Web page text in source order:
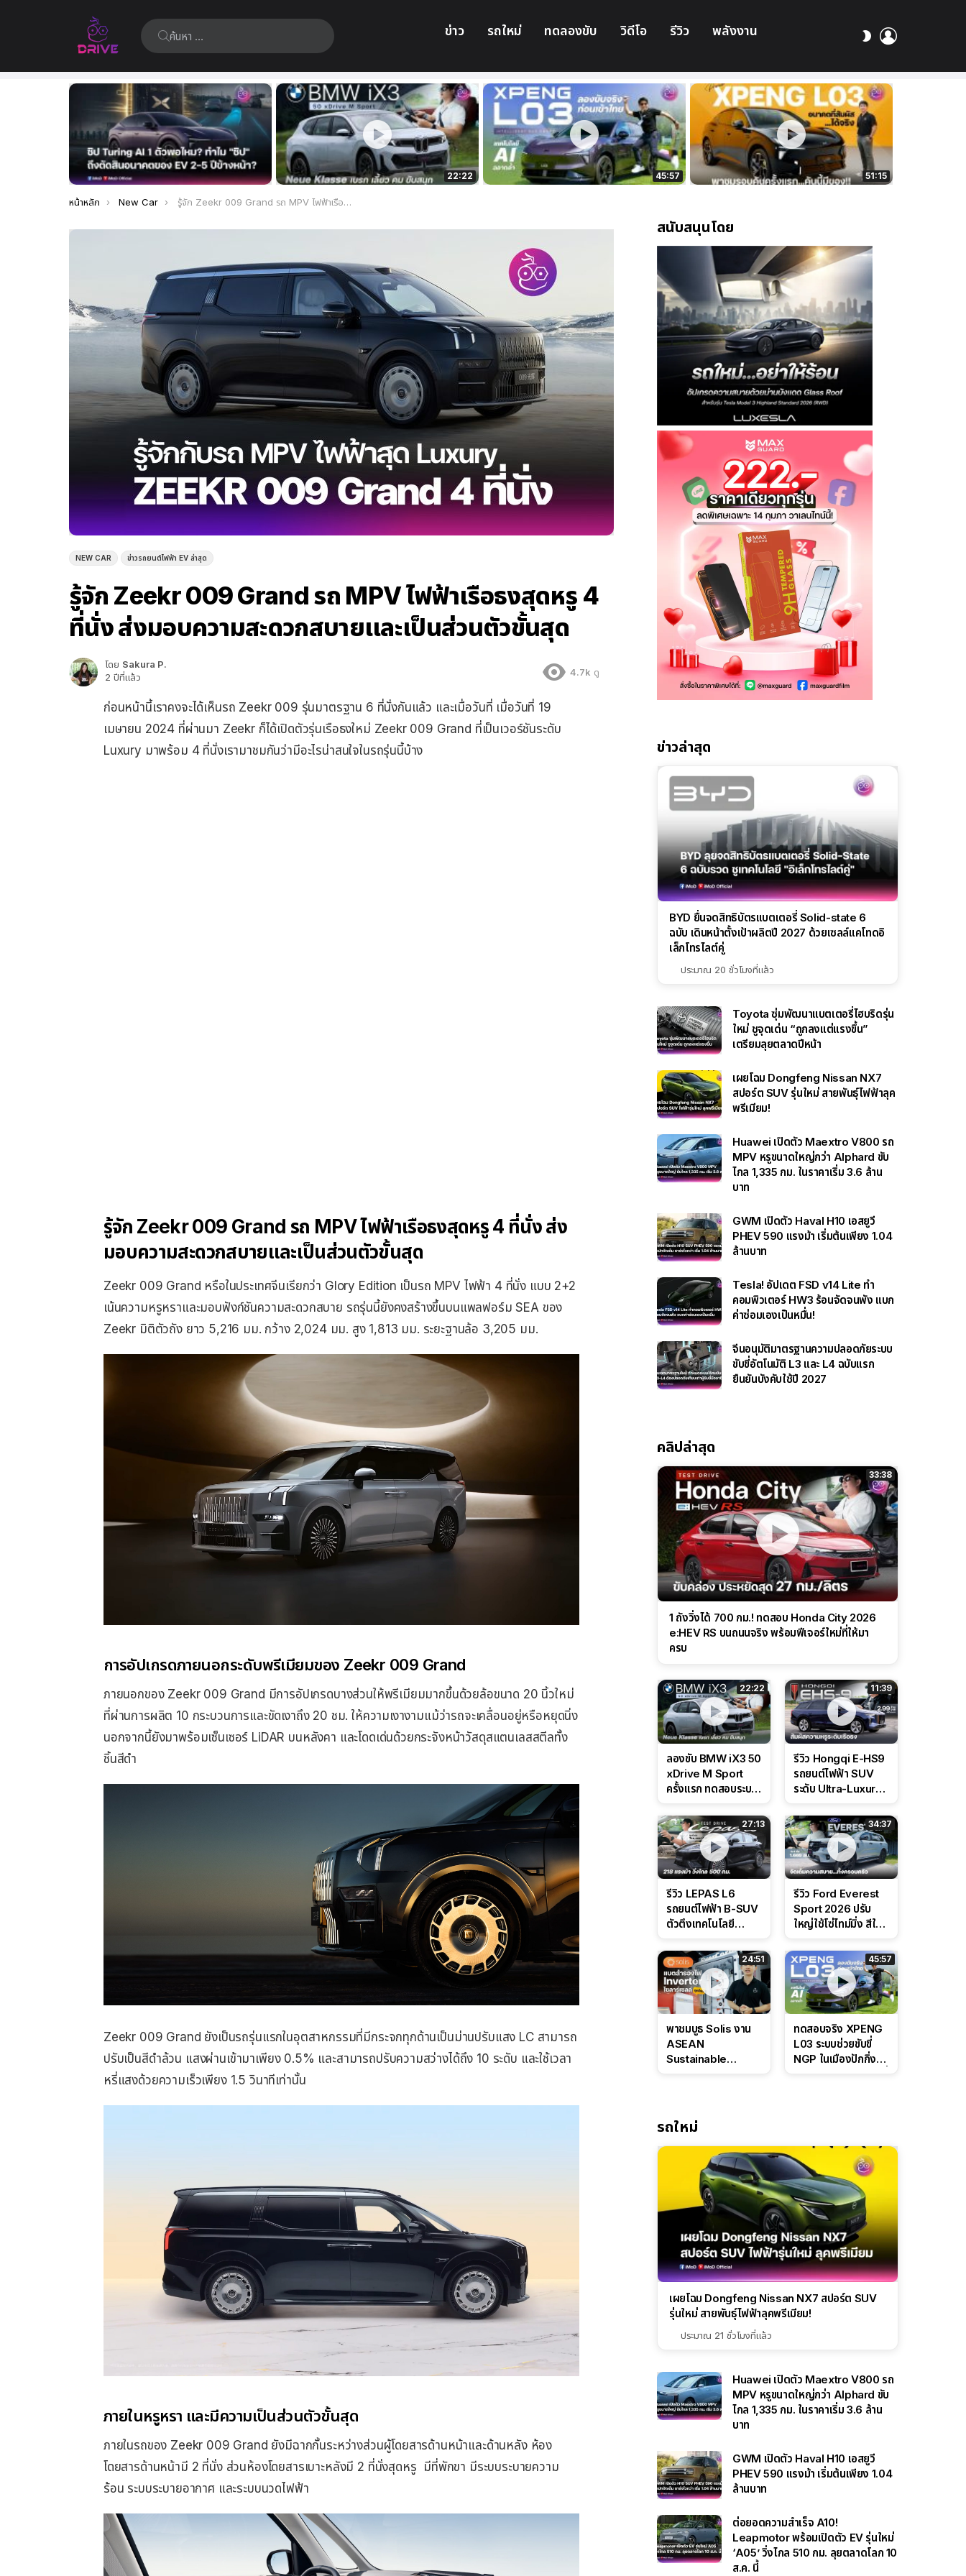
ค้นหา: ข่าว รถใหม่ ทดลองขับ วิดีโอ รีวิว พลังงาน
สลับ
เรื่อง
ล่าสุด
22:22 45:57 51:15
คุณอยู่ที่นี่:
หน้าหลัก New Car รู้จัก Zeekr 009 Grand รถ MPV ไฟฟ้าเรือธงสุดหรู 4 ที่นั่ง ส่งมอบความสะดวกสบายและเป็นส่วนตัวขั้นสุด
NEW CAR ข่าวรถยนต์ไฟฟ้า EV ล่าสุด
รู้จัก Zeekr 009 Grand รถ MPV ไฟฟ้าเรือธงสุดหรู 4
ที่นั่ง ส่งมอบความสะดวกสบายและเป็นส่วนตัวขั้นสุด
โดย Sakura P.
2 ปีที่แล้ว
4.7k ดู
ก่อนหน้านี้เราคงจะได้เห็นรถ Zeekr 009 รุ่นมาตรฐาน 6 ที่นั่งกันแล้ว และเมื่อวันที่ เมื่อวันที่ 19
เมษายน 2024 ที่ผ่านมา Zeekr ก็ได้เปิดตัวรุ่นเรือธงใหม่ Zeekr 009 Grand ที่เป็นเวอร์ชันระดับ
Luxury มาพร้อม 4 ที่นั่งเรามาชมกันว่ามีอะไรน่าสนใจในรถรุ่นนี้บ้าง
รู้จัก Zeekr 009 Grand รถ MPV ไฟฟ้าเรือธงสุดหรู 4 ที่นั่ง ส่ง
มอบความสะดวกสบายและเป็นส่วนตัวขั้นสุด
Zeekr 009 Grand หรือในประเทศจีนเรียกว่า Glory Edition เป็นรถ MPV ไฟฟ้า 4 ที่นั่ง แบบ 2+2
เน้นความหรูหราและมอบฟังก์ชันความสะดวกสบาย รถรุ่นนี้ยังคงสร้างขึ้นบนแพลฟอร์ม SEA ของ
Zeekr มิติตัวถัง ยาว 5,216 มม. กว้าง 2,024 มม. สูง 1,813 มม. ระยะฐานล้อ 3,205 มม.
การอัปเกรดภายนอกระดับพรีเมียมของ Zeekr 009 Grand
ภายนอกของ Zeekr 009 Grand มีการอัปเกรดบางส่วนให้พรีเมียมมากขึ้นด้วยล้อขนาด 20 นิ้วใหม่
ที่ผ่านการผลิต 10 กระบวนการและขัดเงาถึง 20 ชม. ให้ความเงางามแม้ว่ารถจะเคลื่อนอยู่หรือหยุดนิ่ง
นอกจากนี้ยังมาพร้อมเซ็นเซอร์ LiDAR บนหลังคา และโดดเด่นด้วยกระจังหน้าวัสดุสแตนเลสสตีลทั้ง
ชิ้นสีดำ
Zeekr 009 Grand ยังเป็นรถรุ่นแรกในอุตสาหกรรมที่มีกระจกทุกด้านเป็นม่านปรับแสง LC สามารถ
ปรับเป็นสีดำล้วน แสงผ่านเข้ามาเพียง 0.5% และสามารถปรับความสว่างได้ถึง 10 ระดับ และใช้เวลา
หรี่แสงด้วยความเร็วเพียง 1.5 วินาทีเท่านั้น
ภายในหรูหรา และมีความเป็นส่วนตัวขั้นสุด
ภายในรถของ Zeekr 009 Grand ยังมีฉากกั้นระหว่างส่วนผู้โดยสารด้านหน้าและด้านหลัง ห้อง
โดยสารด้านหน้ามี 2 ที่นั่ง ส่วนห้องโดยสารเบาะหลังมี 2 ที่นั่งสุดหรู มีที่พักขา มีระบบระบายความ
ร้อน ระบบระบายอากาศ และระบบนวดไฟฟ้า
สนับสนุนโดย
ข่าวล่าสุด
BYD ยื่นจดสิทธิบัตรแบตเตอรี่ Solid-state 6
ฉบับ เดินหน้าตั้งเป้าผลิตปี 2027 ด้วยเซลล์แคโทดอิ
เล็กโทรไลต์คู่
ประมาณ 20 ชั่วโมงที่แล้ว
Toyota ซุ่มพัฒนาแบตเตอรี่ไฮบริดรุ่น
ใหม่ ชูจุดเด่น “ถูกลงแต่แรงขึ้น”
เตรียมลุยตลาดปีหน้า
เผยโฉม Dongfeng Nissan NX7
สปอร์ต SUV รุ่นใหม่ สายพันธุ์ไฟฟ้าลุค
พรีเมียม!
Huawei เปิดตัว Maextro V800 รถ
MPV หรูขนาดใหญ่กว่า Alphard ขับ
ไกล 1,335 กม. ในราคาเริ่ม 3.6 ล้าน
บาท
GWM เปิดตัว Haval H10 เอสยูวี
PHEV 590 แรงม้า เริ่มต้นเพียง 1.04
ล้านบาท
Tesla! อัปเดต FSD v14 Lite ทำ
คอมพิวเตอร์ HW3 ร้อนจัดจนพัง แบก
ค่าซ่อมเองเป็นหมื่น!
จีนอนุมัติมาตรฐานความปลอดภัยระบบ
ขับขี่อัตโนมัติ L3 และ L4 ฉบับแรก
ยืนยันบังคับใช้ปี 2027
คลิปล่าสุด
33:38
1 ถังวิ่งได้ 700 กม.! ทดสอบ Honda City 2026
e:HEV RS บนถนนจริง พร้อมฟีเจอร์ใหม่ที่ให้มา
ครบ
22:22
ลองขับ BMW iX3 50
xDrive M Sport
ครั้งแรก ทดสอบระบบ
Performance แบบ
จัดเต็มในสนาม
11:39
รีวิว Hongqi E-HS9
รถยนต์ไฟฟ้า SUV
ระดับ Ultra-Luxury
CDC นุ่มหนึบเหนือ
ระดับ
27:13
รีวิว LEPAS L6
รถยนต์ไฟฟ้า B-SUV
ตัวตึงเทคโนโลยี
ล่างหนึบ ลุ้นราคา 7
แสนต้น
34:37
รีวิว Ford Everest
Sport 2026 ปรับ
ใหญ่ใช้โซ่ไทม์มิ่ง สีใหม่
ดุดันสไตล์ครอบครัว
สายลุย
24:51
พาชมบูธ Solis งาน
ASEAN
Sustainable
IntelliHouse และ
EverCORE โซลูชัน
ESS ครบวงจร
45:57
ทดสอบจริง XPENG
L03 ระบบช่วยขับขี่
NGP ในเมืองปักกิ่ง
รถใหม่
เผยโฉม Dongfeng Nissan NX7 สปอร์ต SUV
รุ่นใหม่ สายพันธุ์ไฟฟ้าลุคพรีเมียม!
ประมาณ 21 ชั่วโมงที่แล้ว
Huawei เปิดตัว Maextro V800 รถ
MPV หรูขนาดใหญ่กว่า Alphard ขับ
ไกล 1,335 กม. ในราคาเริ่ม 3.6 ล้าน
บาท
GWM เปิดตัว Haval H10 เอสยูวี
PHEV 590 แรงม้า เริ่มต้นเพียง 1.04
ล้านบาท
ต่อยอดความสำเร็จ A10!
Leapmotor พร้อมเปิดตัว EV รุ่นใหม่
‘A05’ วิ่งไกล 510 กม. ลุยตลาดโลก 10
ส.ค. นี้